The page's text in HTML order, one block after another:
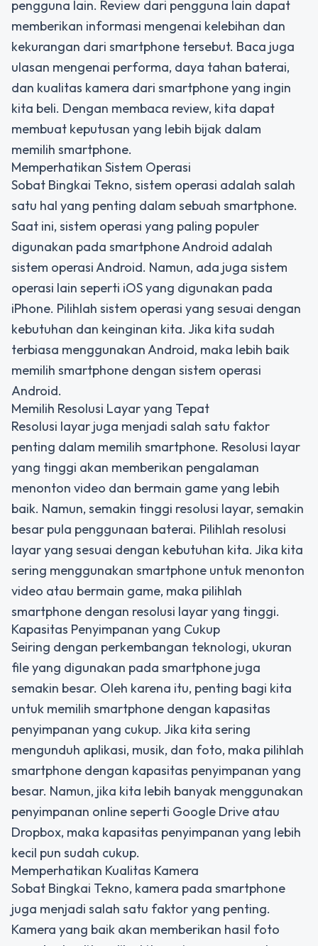
pengguna lain. Review dari pengguna lain dapat
memberikan informasi mengenai kelebihan dan
kekurangan dari smartphone tersebut. Baca juga
ulasan mengenai performa, daya tahan baterai,
dan kualitas kamera dari smartphone yang ingin
kita beli. Dengan membaca review, kita dapat
membuat keputusan yang lebih bijak dalam
memilih smartphone.
Memperhatikan Sistem Operasi
Sobat Bingkai Tekno, sistem operasi adalah salah
satu hal yang penting dalam sebuah smartphone.
Saat ini, sistem operasi yang paling populer
digunakan pada smartphone Android adalah
sistem operasi Android. Namun, ada juga sistem
operasi lain seperti iOS yang digunakan pada
iPhone. Pilihlah sistem operasi yang sesuai dengan
kebutuhan dan keinginan kita. Jika kita sudah
terbiasa menggunakan Android, maka lebih baik
memilih smartphone dengan sistem operasi
Android.
Memilih Resolusi Layar yang Tepat
Resolusi layar juga menjadi salah satu faktor
penting dalam memilih smartphone. Resolusi layar
yang tinggi akan memberikan pengalaman
menonton video dan bermain game yang lebih
baik. Namun, semakin tinggi resolusi layar, semakin
besar pula penggunaan baterai. Pilihlah resolusi
layar yang sesuai dengan kebutuhan kita. Jika kita
sering menggunakan smartphone untuk menonton
video atau bermain game, maka pilihlah
smartphone dengan resolusi layar yang tinggi.
Kapasitas Penyimpanan yang Cukup
Seiring dengan perkembangan teknologi, ukuran
file yang digunakan pada smartphone juga
semakin besar. Oleh karena itu, penting bagi kita
untuk memilih smartphone dengan kapasitas
penyimpanan yang cukup. Jika kita sering
mengunduh aplikasi, musik, dan foto, maka pilihlah
smartphone dengan kapasitas penyimpanan yang
besar. Namun, jika kita lebih banyak menggunakan
penyimpanan online seperti Google Drive atau
Dropbox, maka kapasitas penyimpanan yang lebih
kecil pun sudah cukup.
Memperhatikan Kualitas Kamera
Sobat Bingkai Tekno, kamera pada smartphone
juga menjadi salah satu faktor yang penting.
Kamera yang baik akan memberikan hasil foto